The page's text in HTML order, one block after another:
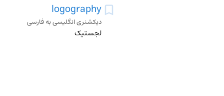
logography
دیکشنری انگلیسی به فارسی
لجستیک